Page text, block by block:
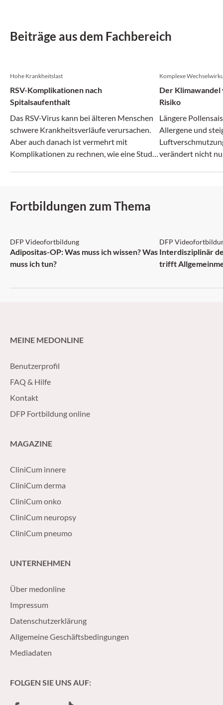
Beiträge aus dem Fachbereich
Hohe Krankheitslast
RSV-Komplikationen nach
Spitalsaufenthalt
Das RSV-Virus kann bei älteren Menschen
schwere Krankheitsverläufe verursachen.
Aber auch danach ist vermehrt mit
Komplikationen zu rechnen, wie eine Studie
Komplexe
Der
Risiko
Längere
Allergene und
verändert nicht
Fortbildungen zum Thema
DFP: 2 Punkte
DFP Videofortbildung
Adipositas-OP: Was muss ich wissen? Was
muss ich tun?
DFP
Interdisziplinär
trifft
MEINE MEDONLINE
Benutzerprofil
FAQ & Hilfe
Kontakt
DFP Fortbildung online
MAGAZINE
CliniCum innere
CliniCum derma
CliniCum onko
CliniCum neuropsy
CliniCum pneumo
UNTERNEHMEN
Über medonline
Impressum
Datenschutzerklärung
Allgemeine Geschäftsbedingungen
Mediadaten
FOLGEN SIE UNS AUF: